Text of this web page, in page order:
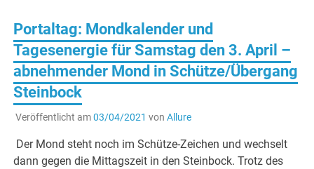
Portaltag: Mondkalender und
Tagesenergie für Samstag den 3. April –
abnehmender Mond in Schütze/Übergang
Steinbock
Veröffentlicht am03/04/2021 von Allure
Der Mond steht noch im Schütze-Zeichen und wechselt
dann gegen die Mittagszeit in den Steinbock. Trotz des